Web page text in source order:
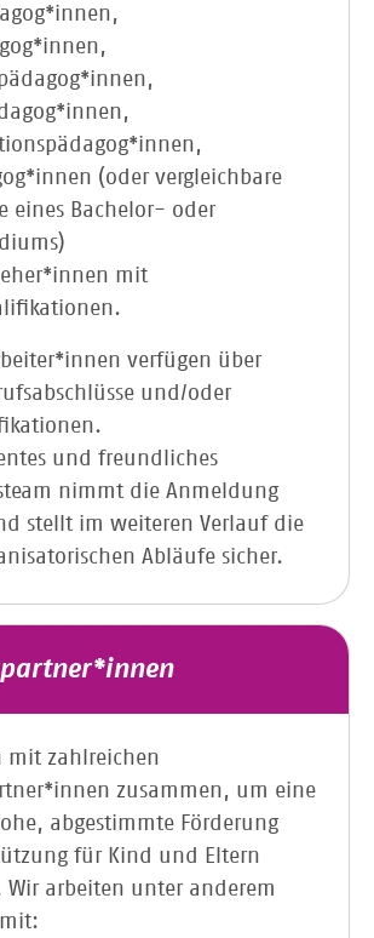
(oder vergleichbare
eines Bachelor- oder
mit
verfügen über
und/oder
und freundliches
nimmt die Anmeldung
stellt im weiteren Verlauf die
Abläufe sicher.
mit zahlreichen
zusammen, um eine
abgestimmte Förderung
für Kind und Eltern
Wir arbeiten unter anderem